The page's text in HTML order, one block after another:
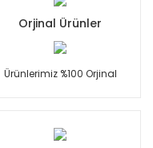
Orjinal Ürünler
Ürünlerimiz %100 Orjinal